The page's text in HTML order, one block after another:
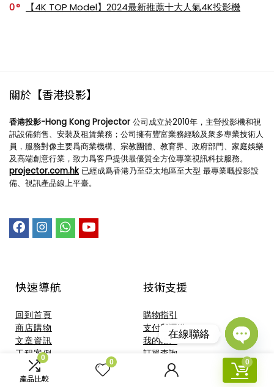
0
產品比較
0 0
0 【4K TOP Model】2024最新推薦十大人氣4K投影機
關於【香港投影】
香港投影-Hong Kong Projector 公司成立於2010年，主營投影機和視
訊設備銷售、安裝及租賃業務；公司擁有豐富業務經驗及衆多專業技術人
員，服務對像主要爲商業機構、宗教團體、教育界、政府部門、家庭娛樂
及高端創意行業，致力爲客戶提供最優質全方位專業視訊科技服務。
projector.com.hk 已經成爲香港乃至亞太地區至大型 最專業嘅投影設
備、視訊產品線上平臺。
快速導航
回到首頁
商店購物
文章資訊
工程案例
關於我們
技術支援​
購物指引
支付與運送
我的帳戶
訂單查詢
聯絡我們
在線聯絡
Open